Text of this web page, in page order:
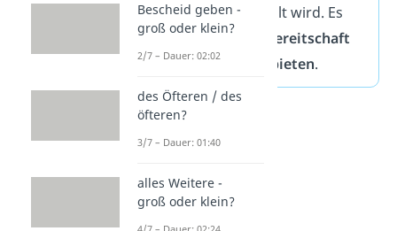
oder bereitgestellt wird. Es
drückt also die
Bereitschaft
aus,etwas anzubieten.
Bescheid geben -
groß oder klein?
2/7 – Dauer: 02:02
des Öfteren / des
öfteren?
3/7 – Dauer: 01:40
alles Weitere -
groß oder klein?